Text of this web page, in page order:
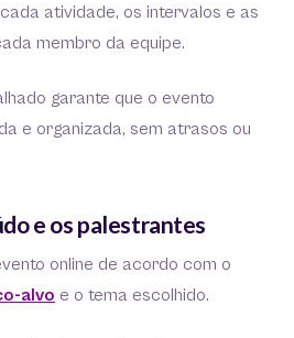
atividade, os intervalos e as
membro da equipe.
garante que o evento
e organizada, sem atrasos ou
e os palestrantes
online de acordo com o
alvo e o tema escolhido.